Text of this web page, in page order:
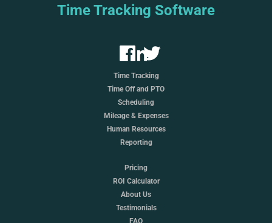
Time Tracking Software
Time Tracking
Time Off and PTO
Scheduling
Mileage & Expenses
Human Resources
Reporting
Pricing
ROI Calculator
About Us
Testimonials
FAQ